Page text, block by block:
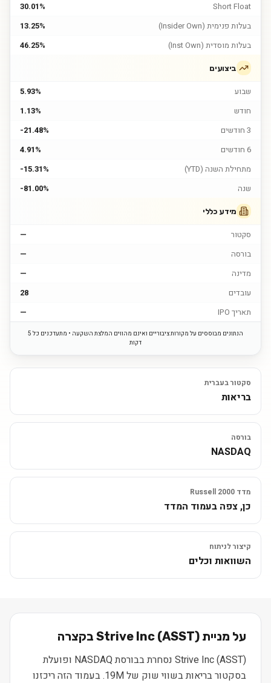
Short Float
30.01%
בעלות פנימית (Insider Own)
13.25%
בעלות מוסדית (Inst Own)
46.25%
ביצועים
שבוע
5.93%
חודש
1.13%
3 חודשים
-21.48%
6 חודשים
4.91%
מתחילת השנה (YTD)
-15.31%
שנה
-81.00%
מידע כללי
סקטור
—
בורסה
—
מדינה
—
עובדים
28
תאריך IPO
—
הנתונים מבוססים על מקורות ציבוריים ואינם מהווים המלצת השקעה • מתעדכנים כל 5
דקות
סקטור בעברית
בריאות
בורסה
NASDAQ
מדד Russell 2000
כן, צפה בעמוד המדד
קיצור לניתוח
השוואות וכלים
על מניית Strive Inc (ASST) בקצרה
Strive Inc (ASST) נסחרת בבורסת NASDAQ ופועלת
בסקטור בריאות בשווי שוק של 19M. בעמוד הזה ריכזנו